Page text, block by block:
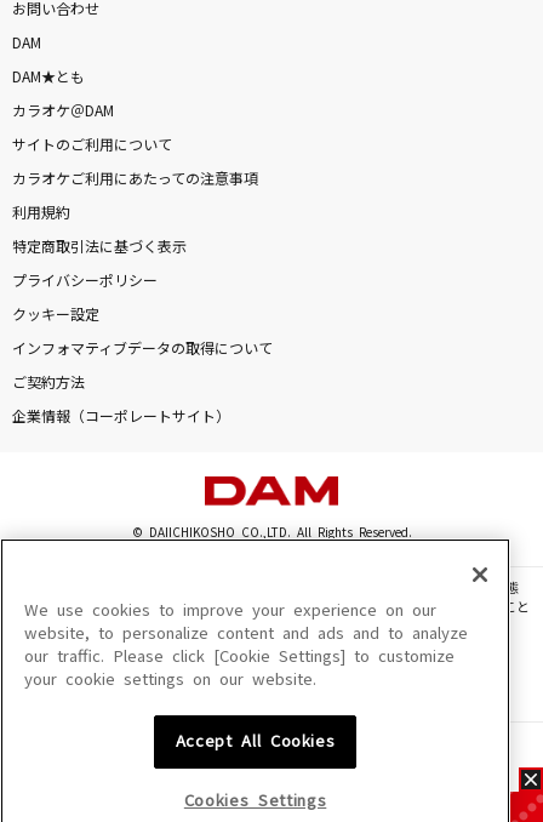
お問い合わせ
DAM
DAM★とも
カラオケ＠DAM
サイトのご利用について
カラオケご利用にあたっての注意事項
利用規約
特定商取引法に基づく表示
プライバシーポリシー
クッキー設定
インフォマティブデータの取得について
ご契約方法
企業情報（コーポレートサイト）
© DAIICHIKOSHO CO.,LTD. All Rights Reserved.
このサイトに掲載されている一切の文章・画像・写真・動画・音声等を、手段や形態
を問わず、著作権法の定める範囲を超えて無断で複製、転載、ファイル化などすること
を禁じます。
楽曲及びコンテンツは、機種によりご利用いただけない場合があります。
楽曲及びコンテンツの配信日、配信内容が変更になる場合があります。
We use cookies to improve your experience on our
website, to personalize content and ads and to analyze
our traffic. Please click [Cookie Settings] to customize
your cookie settings on our website.
Accept All Cookies
Cookies Settings